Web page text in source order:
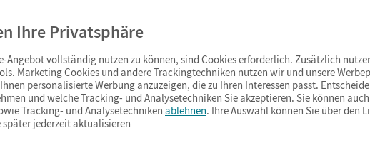
Ab 59,– EUR Bestellwert liefern wir
(Lieferung in 3–6 Tagen).
Ihre Privatsphäre
Angebot vollständig nutzen zu können, sind Cookies erforderlich. Zusätzlich
Marketing Cookies und andere Trackingtechniken nutzen wir und unsere
personalisierte Werbung anzuzeigen, die zu Ihren Interessen passt.
und welche Tracking- und Analysetechniken Sie akzeptieren. Sie können
Tracking- und Analysetechniken ablehnen. Ihre Auswahl können Sie über den
später jederzeit aktualisieren